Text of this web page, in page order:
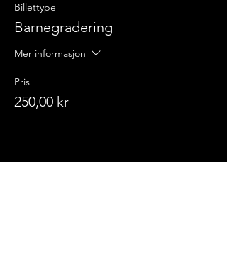
Billettype
Barnegradering
Mer informasjon
Pris
250,00 kr